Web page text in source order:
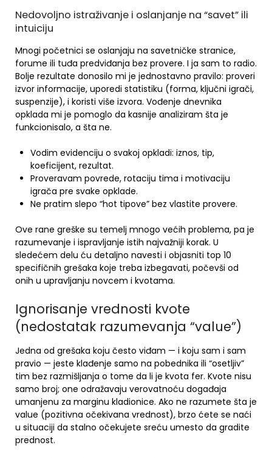
Nedovoljno istraživanje i oslanjanje na “savet” ili
intuiciju
Mnogi početnici se oslanjaju na savetničke stranice,
forume ili tuđa predviđanja bez provere. I ja sam to radio.
Bolje rezultate donosilo mi je jednostavno pravilo: proveri
izvor informacije, uporedi statistiku (forma, ključni igrači,
suspenzije), i koristi više izvora. Vođenje dnevnika
opklada mi je pomoglo da kasnije analiziram šta je
funkcionisalo, a šta ne.
Vodim evidenciju o svakoj opkladi: iznos, tip,
koeficijent, rezultat.
Proveravam povrede, rotaciju tima i motivaciju
igrača pre svake opklade.
Ne pratim slepo “hot tipove” bez vlastite provere.
Ove rane greške su temelj mnogo većih problema, pa je
razumevanje i ispravljanje istih najvažniji korak. U
sledećem delu ću detaljno navesti i objasniti top 10
specifičnih grešaka koje treba izbegavati, počevši od
onih u upravljanju novcem i kvotama.
Ignorisanje vrednosti kvote
(nedostatak razumevanja “value”)
Jedna od grešaka koju često viđam — i koju sam i sam
pravio — jeste klađenje samo na pobednika ili “osetljiv”
tim bez razmišljanja o tome da li je kvota fer. Kvote nisu
samo broj; one odražavaju verovatnoću događaja
umanjenu za marginu kladionice. Ako ne razumete šta je
value (pozitivna očekivana vrednost), brzo ćete se naći
u situaciji da stalno očekujete sreću umesto da gradite
prednost.